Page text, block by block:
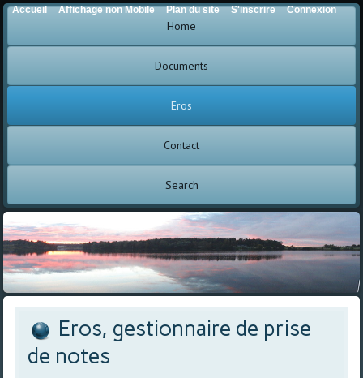
Home
Documents
Eros
Contact
Search
Eros, gestionnaire de prise
de notes
Accueil Affichage non Mobile Plan du site S'inscrire Connexion